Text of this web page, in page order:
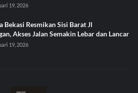
19, 2026
Bekasi Resmikan Sisi Barat Jl
Akses Jalan Semakin Lebar dan Lancar
19, 2026